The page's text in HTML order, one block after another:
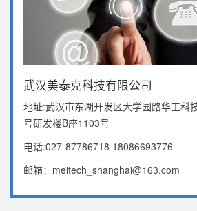
武汉美泰克科技有限公司
地址:武汉市东湖开发区大学园路华工科
号研发楼B座1103号
电话:027-87786718 18086693776
邮箱：meitech_shanghai@163.com